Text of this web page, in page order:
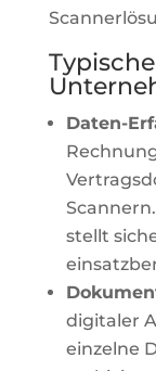
Daten-
stellt
digitaler
einzelne